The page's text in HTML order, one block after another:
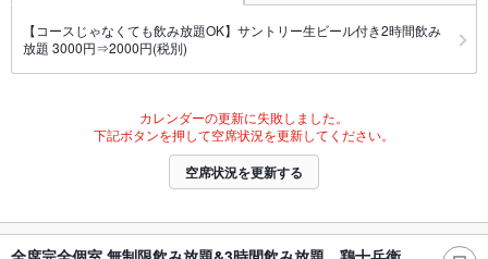
【コースじゃなくても飲み放題OK】サントリー生ビール付き2時間飲み
放題 3000円⇒2000円(税別)
カレンダーの更新に失敗しました。
下記ボタンを押して空席状況を更新してください。
空席状況を更新する